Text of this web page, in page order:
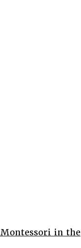
Montessori in the